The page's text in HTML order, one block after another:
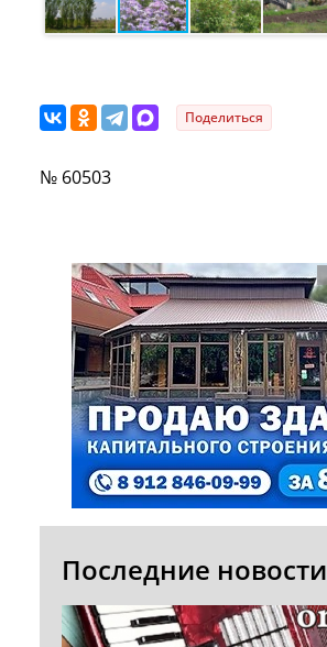
Поделиться
№ 60503
Последние новости